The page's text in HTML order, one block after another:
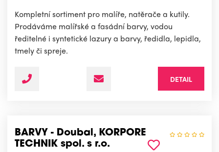
Kompletní sortiment pro malíře, natěrače a kutily.
Prodáváme malířské a fasádní barvy, vodou
ředitelné i syntetické lazury a barvy, ředidla, lepidla,
tmely či spreje.
DETAIL
BARVY - Doubal, KORPORE
TECHNIK spol. s r.o.